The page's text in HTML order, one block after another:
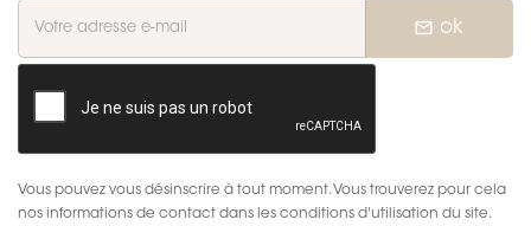
mail_outline ok
Vous pouvez vous désinscrire à tout moment. Vous trouverez pour cela
nos informations de contact dans les conditions d'utilisation du site.